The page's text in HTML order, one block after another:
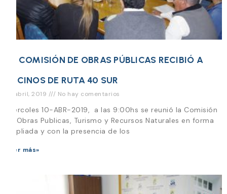
LA COMISIÓN DE OBRAS PÚBLICAS RECIBIÓ A
VECINOS DE RUTA 40 SUR
10 abril, 2019 No hay comentarios
Miercoles 10-ABR-2019, a las 9:00hs se reunió la Comisión
de Obras Publicas, Turismo y Recursos Naturales en forma
ampliada y con la presencia de los
Leer más»